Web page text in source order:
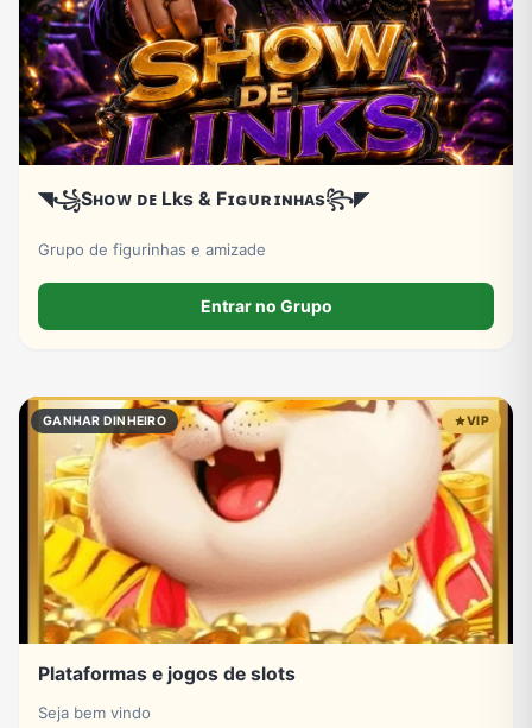
◥꧁Sʜᴏᴡ ᴅᴇ Lks & Fɪɢᴜʀɪɴʜᴀs꧂◤
Grupo de figurinhas e amizade
Entrar no Grupo
GANHAR DINHEIRO VIP
Plataformas e jogos de slots
Seja bem vindo